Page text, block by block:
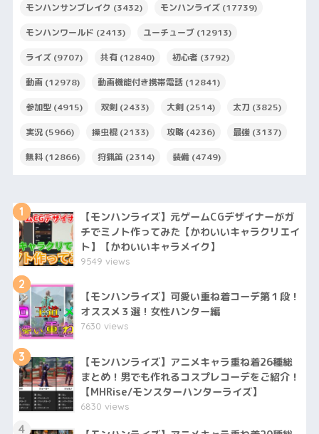
モンハンサンブレイク (3432) モンハンライズ(17739)
モンハンワールド (2413) ユーチューブ(12913)
ライズ(9707) 共有(12840) 初心者 (3792)
動画(12978) 動画機能付き携帯電話(12841)
参加型(4915) 双剣(2433) 大剣(2514) 太刀 (3825)
実況(5966) 操虫棍(2133) 攻略(4236) 最強(3137)
無料(12866) 狩猟笛 (2314) 装備(4749)
1
【モンハンライズ】元ゲームCGデザイナーがガ
チでミノト作ってみた【かわいいキャラクリエイ
ト】【かわいいキャラメイク】
9549 views
2
【モンハンライズ】可愛い重ね着コーデ第１段！
オススメ３選！女性ハンター編
7630 views
3
【モンハンライズ】アニメキャラ重ね着26種総
まとめ！男でも作れるコスプレコーデをご紹介！
【MHRise/モンスターハンターライズ】
6830 views
4